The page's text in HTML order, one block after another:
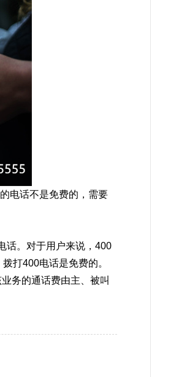
电话不是免费的，需要
话。对于用户来说，400
打400电话是免费的。
务的通话费由主、被叫